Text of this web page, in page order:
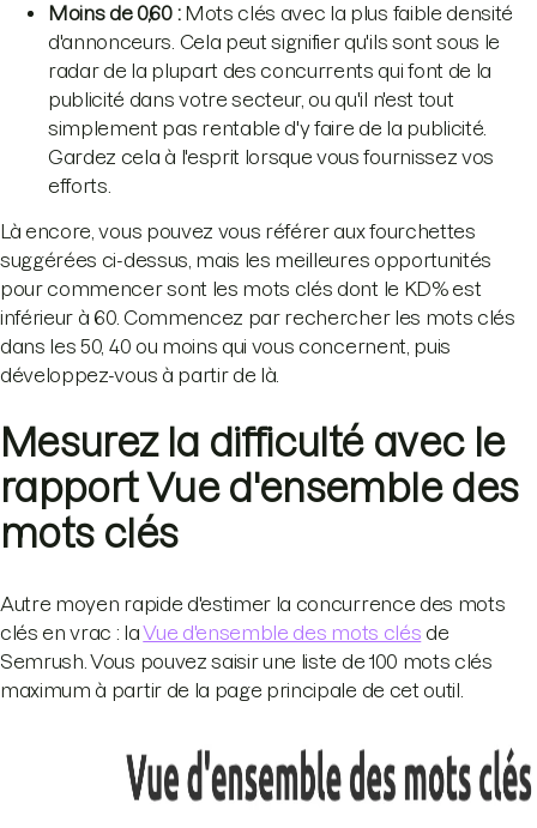
Moins de 0,60 :Mots clés avec la plus faible densité
d'annonceurs. Cela peut signifier qu'ils sont sous le
radar de la plupart des concurrents qui font de la
publicité dans votre secteur, ou qu'il n'est tout
simplement pas rentable d'y faire de la publicité.
Gardez cela à l'esprit lorsque vous fournissez vos
efforts.
Là encore, vous pouvez vous référer aux fourchettes
suggérées ci-dessus, mais les meilleures opportunités
pour commencer sont les mots clés dont le KD% est
inférieur à 60. Commencez par rechercher les mots clés
dans les 50, 40 ou moins qui vous concernent, puis
développez-vous à partir de là.
Mesurez la difficulté avec le
rapport Vue d'ensemble des
mots clés
Autre moyen rapide d'estimer la concurrence des mots
clés en vrac : laVue d'ensemble des mots clés de
Semrush. Vous pouvez saisir une liste de 100 mots clés
maximum à partir de la page principale de cet outil.